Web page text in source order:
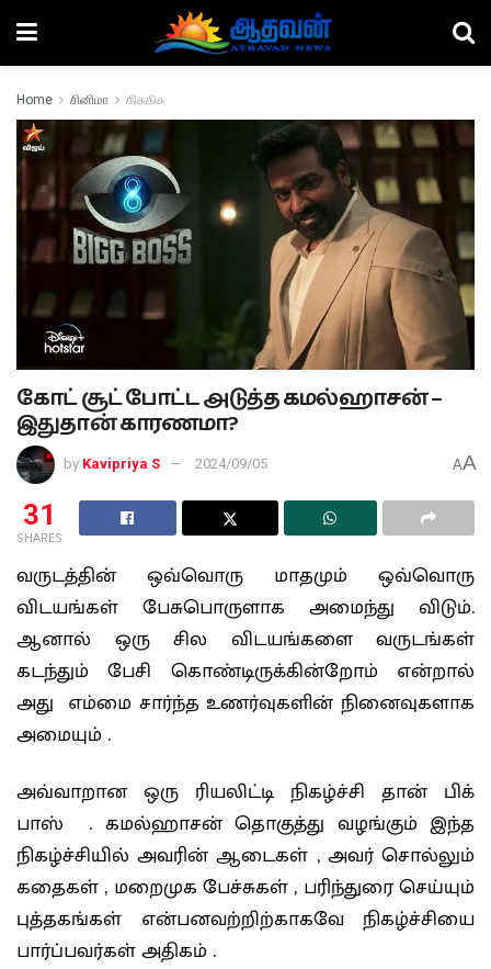
Home சினிமா கிசுகிசு
கோட் சூட் போட்ட அடுத்த கமல்ஹாசன் –
இதுதான் காரணமா?
by Kavipriya S 2024/09/05 AA
31
SHARES
வருடத்தின் ஒவ்வொரு மாதமும் ஒவ்வொரு
விடயங்கள் பேசுபொருளாக அமைந்து விடும்.
ஆனால் ஒரு சில விடயங்களை வருடங்கள்
கடந்தும் பேசி கொண்டிருக்கின்றோம் என்றால்
அது எம்மை சார்ந்த உணர்வுகளின் நினைவுகளாக
அமையும் .
அவ்வாறான ஒரு ரியலிட்டி நிகழ்ச்சி தான் பிக்
பாஸ் . கமல்ஹாசன் தொகுத்து வழங்கும் இந்த
நிகழ்ச்சியில் அவரின் ஆடைகள் , அவர் சொல்லும்
கதைகள் , மறைமுக பேச்சுகள் , பரிந்துரை செய்யும்
புத்தகங்கள் என்பனவற்றிற்காகவே நிகழ்ச்சியை
பார்ப்பவர்கள் அதிகம் .